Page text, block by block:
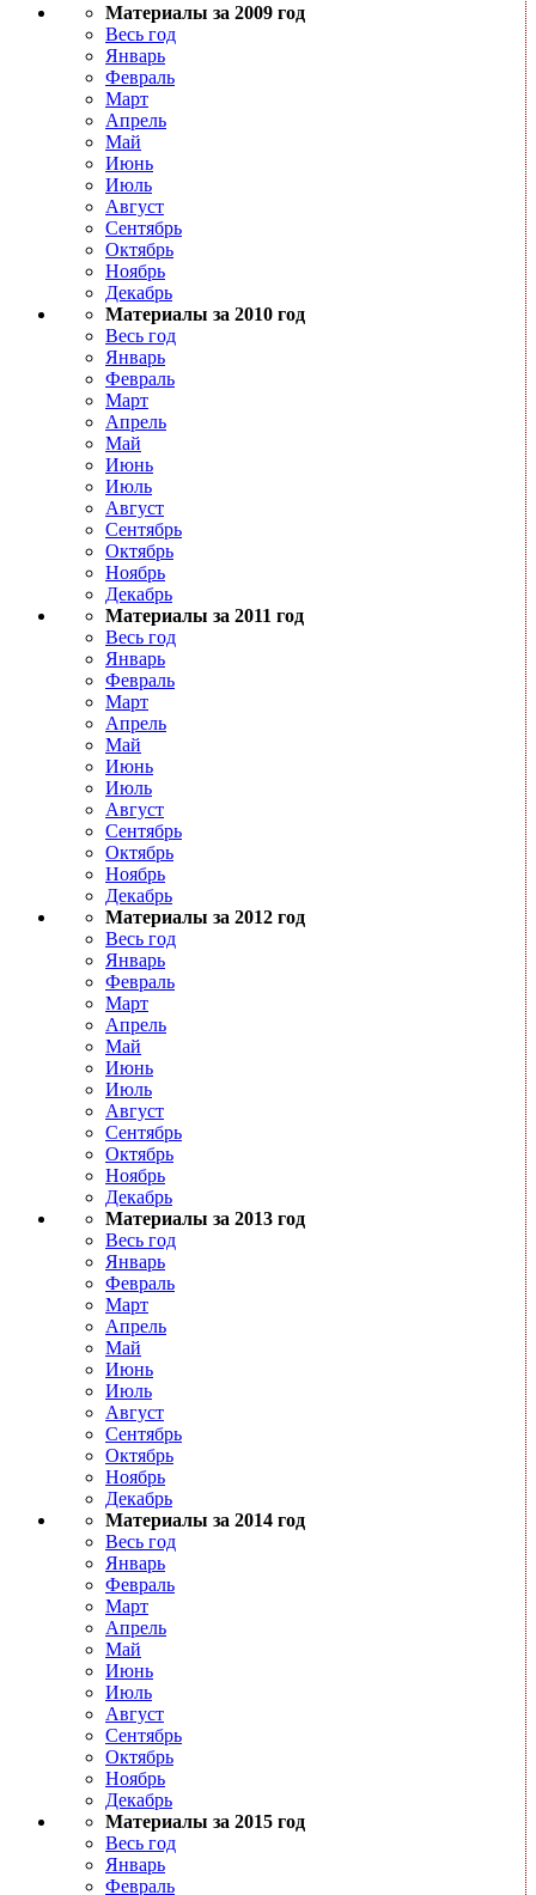
Материалы за 2009 год
Весь год
Январь
Февраль
Март
Апрель
Май
Июнь
Июль
Август
Сентябрь
Октябрь
Ноябрь
Декабрь
Материалы за 2010 год
Весь год
Январь
Февраль
Март
Апрель
Май
Июнь
Июль
Август
Сентябрь
Октябрь
Ноябрь
Декабрь
Материалы за 2011 год
Весь год
Январь
Февраль
Март
Апрель
Май
Июнь
Июль
Август
Сентябрь
Октябрь
Ноябрь
Декабрь
Материалы за 2012 год
Весь год
Январь
Февраль
Март
Апрель
Май
Июнь
Июль
Август
Сентябрь
Октябрь
Ноябрь
Декабрь
Материалы за 2013 год
Весь год
Январь
Февраль
Март
Апрель
Май
Июнь
Июль
Август
Сентябрь
Октябрь
Ноябрь
Декабрь
Материалы за 2014 год
Весь год
Январь
Февраль
Март
Апрель
Май
Июнь
Июль
Август
Сентябрь
Октябрь
Ноябрь
Декабрь
Материалы за 2015 год
Весь год
Январь
Февраль